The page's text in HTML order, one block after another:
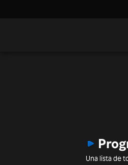
Una lista de